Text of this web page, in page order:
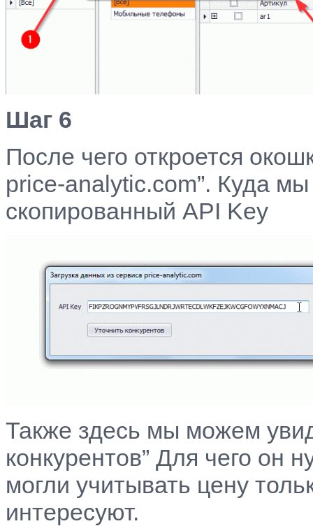
Шаг 6
После чего откроется
price-analytic.com”. Куда
скопированный API Key
Также здесь мы можем
конкурентов” Для чего он
могли учитывать цену
интересуют.